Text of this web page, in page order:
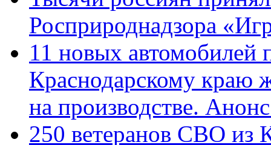
Росприроднадзора
11 новых автомобилей
Краснодарскому краю
на производстве.
250 ветеранов СВО из